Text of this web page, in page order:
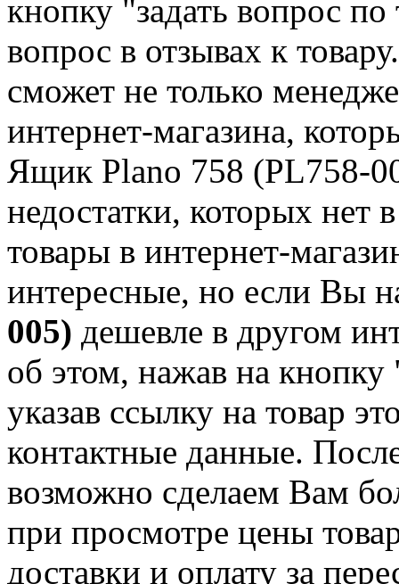
кнопку "задать вопрос
вопрос в отзывах к
сможет не только
интернет-магазина,
Ящик Plano 758 (PL758-
недостатки, которых нет
товары в интернет-
интересные, но если Вы
005) дешевле в другом
об этом, нажав на кнопку
указав ссылку на товар
контактные данные.
возможно сделаем Вам
при просмотре цены
доставки и оплату за